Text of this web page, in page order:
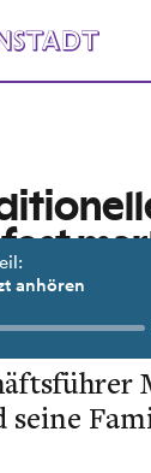
anhören
seine